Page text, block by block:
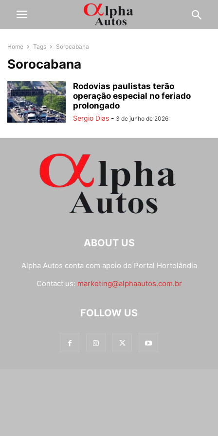
Home Tags Sorocabana
Sorocabana
Rodovias paulistas terão
operação especial no feriado
prolongado
Sergio Dias - 3 de junho de 2026
ABOUT US
Alpha Autos conta com apoio do Portal Hortolândia
Contact us: marketing@alphaautos.com.br
FOLLOW US